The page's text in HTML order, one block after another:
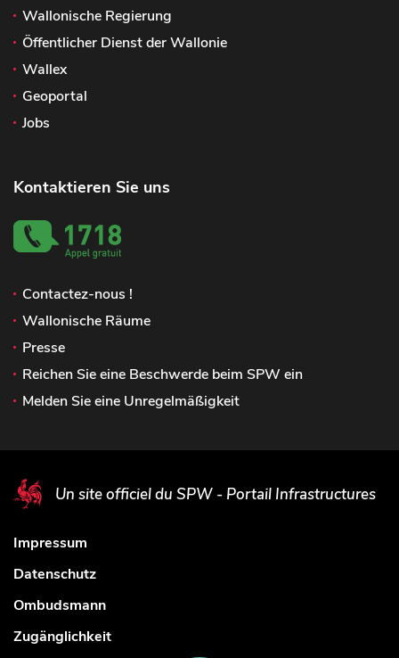
Wallonische Regierung
Öffentlicher Dienst der Wallonie
Wallex
Geoportal
Jobs
Kontaktieren Sie uns
Contactez-nous !
Wallonische Räume
Presse
Reichen Sie eine Beschwerde beim SPW ein
Melden Sie eine Unregelmäßigkeit
Un site officiel du SPW - Portail Infrastructures
Impressum
Datenschutz
Ombudsmann
Zugänglichkeit